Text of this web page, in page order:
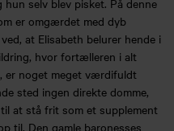
er omgærdet med dyb
at Elisabeth belurer hende i
hvor fortælleren i alt
er noget meget værdifuldt
sted ingen direkte domme,
at stå frit som et supplement
til. Den gamle baronesses